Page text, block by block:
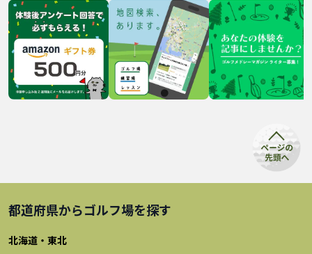
都道府県からゴルフ場を探す
北海道・東北